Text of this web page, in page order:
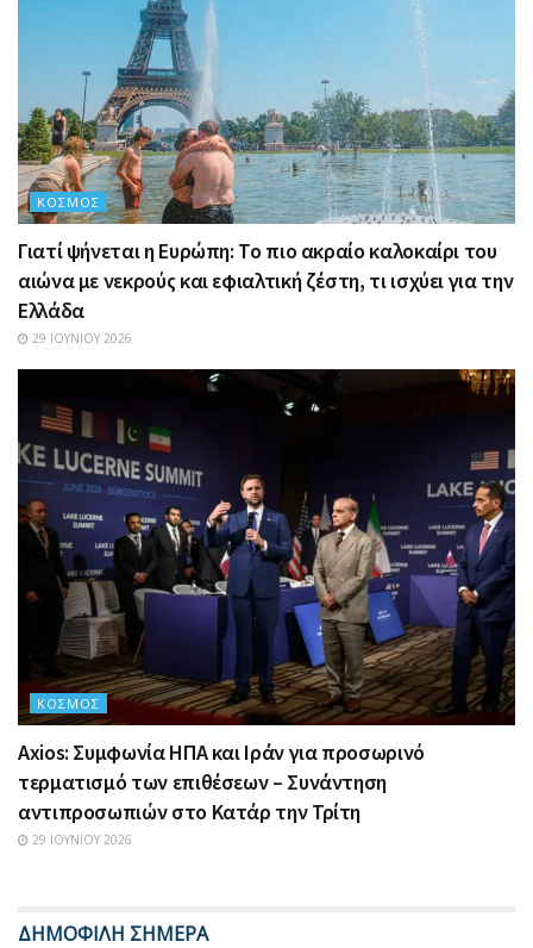
ΚΌΣΜΟΣ
Γιατί ψήνεται η Ευρώπη: Το πιο ακραίο καλοκαίρι του
αιώνα με νεκρούς και εφιαλτική ζέστη, τι ισχύει για την
Ελλάδα
29 ΙΟΥΝΊΟΥ 2026
ΚΌΣΜΟΣ
Axios: Συμφωνία ΗΠΑ και Ιράν για προσωρινό
τερματισμό των επιθέσεων – Συνάντηση
αντιπροσωπιών στο Κατάρ την Τρίτη
29 ΙΟΥΝΊΟΥ 2026
ΔΗΜΟΦΙΛΗ ΣΗΜΕΡΑ